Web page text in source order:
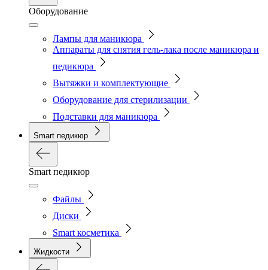
Оборудование
Лампы для маникюра
Аппараты для снятия гель-лака после маникюра и
педикюра
Вытяжки и комплектующие
Оборудование для стерилизации
Подставки для маникюра
Smart педикюр
Smart педикюр
Файлы
Диски
Smart косметика
Жидкости